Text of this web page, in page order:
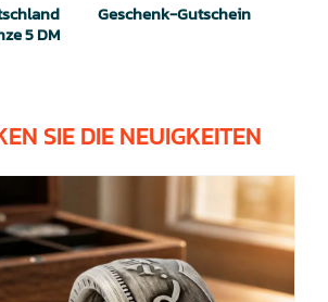
5 DM
Geschenk-Gutschein
SIE DIE NEUIGKEITEN